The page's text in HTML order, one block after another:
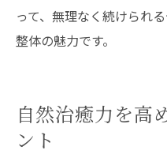
って、無理なく続けられ
整体の魅力です。
自然治癒力を高
ント